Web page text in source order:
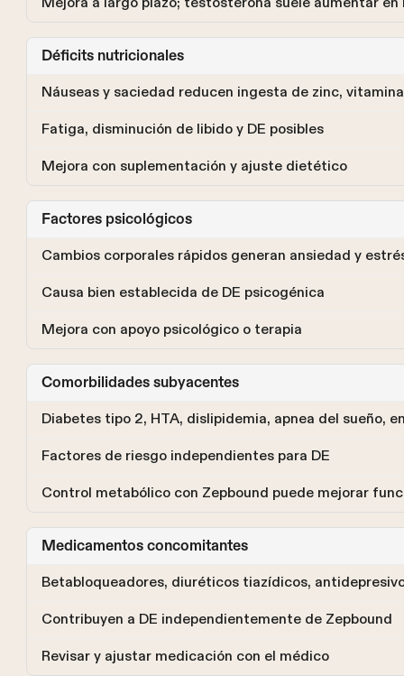
Déficits nutricionales
Náuseas y saciedad reducen ingesta de zinc,
Fatiga, disminución de libido y DE posibles
Mejora con suplementación y ajuste dietético
Factores psicológicos
Cambios corporales rápidos generan ansiedad y
Causa bien establecida de DE psicogénica
Mejora con apoyo psicológico o terapia
Comorbilidades subyacentes
Diabetes tipo 2, HTA, dislipidemia, apnea del sueño,
Factores de riesgo independientes para DE
Control metabólico con Zepbound puede mejorar
Medicamentos concomitantes
Betabloqueadores, diuréticos tiazídicos,
Contribuyen a DE independientemente de Zepbound
Revisar y ajustar medicación con el médico